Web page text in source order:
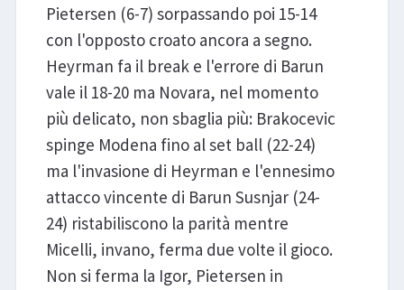
Pietersen (6-7) sorpassando poi 15-14
con l'opposto croato ancora a segno.
Heyrman fa il break e l'errore di Barun
vale il 18-20 ma Novara, nel momento
più delicato, non sbaglia più: Brakocevic
spinge Modena fino al set ball (22-24)
ma l'invasione di Heyrman e l'ennesimo
attacco vincente di Barun Susnjar (24-
24) ristabiliscono la parità mentre
Micelli, invano, ferma due volte il gioco.
Non si ferma la Igor, Pietersen in